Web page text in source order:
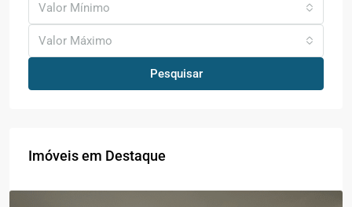
Valor Mínimo
Valor Máximo
Pesquisar
Imóveis em Destaque